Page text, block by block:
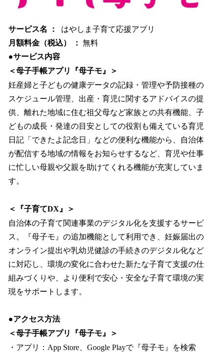
サービス名 ： はやしま子育て応援アプリ
月額料金（税込） ： 無料
●サービス内容
＜母子手帳アプリ『母子モ』＞
妊産婦と子どもの健康データの記録・管理や予防接種の
スケジュール管理、出産・育児に関するアドバイスの提
供、離れた地域に住む祖父母など家族との共有機能、子
どもの成長・発達の目安としての役割も備えている育児
日記「できたよ記念日」などの便利な機能から、自治体
が配信する地域の情報をお知らせするなど、育児や仕事
に忙しい母親や父親を助けてくれる機能が充実していま
す。
＜『子育てDX』＞
自治体の子育て関連事業のデジタル化を支援するサービ
ス。『母子モ』の追加機能として利用でき、妊娠届出の
オンライン提出や乳幼児健診の手続きのデジタル化など
に対応し、環境の変化に合わせた新たな子育て支援の仕
組みづくりや、より便利で安心・安全な子育て環境の実
現をサポートします。
●アクセス方法
＜母子手帳アプリ『母子モ』＞
・アプリ：App Store、Google Playで『母子モ』を検索